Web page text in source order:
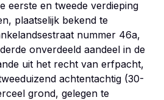
eerste en tweede verdieping
plaatselijk bekend te
nummer 46a,
onverdeeld aandeel in de
uit het recht van erfpacht,
achtentachtig (30-
grond, gelegen te